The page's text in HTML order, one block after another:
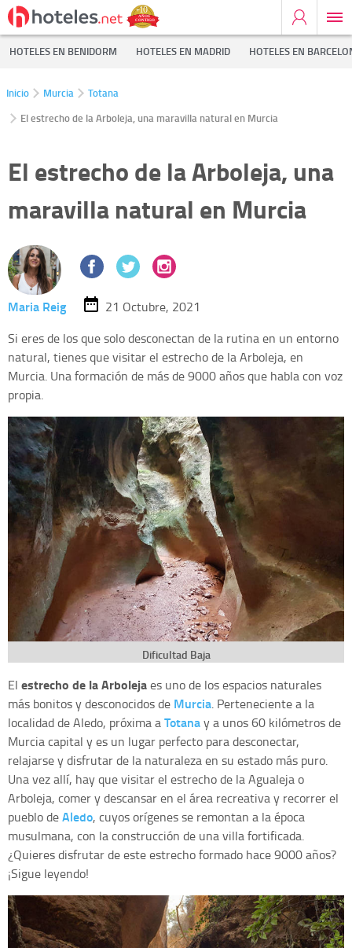
HOTELES EN BENIDORM HOTELES EN MADRID HOTELES EN
Inicio Murcia
Totana
El estrecho de la Arboleja, una maravilla natural en Murcia
El estrecho de la Arboleja, una
maravilla natural en Murcia
Maria Reig
21 Octubre, 2021
Si eres de los que solo desconectan de la rutina en un entorno
natural, tienes que visitar el estrecho de la Arboleja, en
Murcia. Una formación de más de 9000 años que habla con voz
propia.
Dificultad Baja
El estrecho de la Arbolejaes uno de los espacios naturales
más bonitos y desconocidos de Murcia. Perteneciente a la
localidad de Aledo, próxima aTotanay a unos 60 kilómetros de
Murcia capital y es un lugar perfecto para desconectar,
relajarse y disfrutar de la naturaleza en su estado más puro.
Una vez allí, hay que visitar el estrecho de la Agualeja o
Arboleja, comer y descansar en el área recreativa y recorrer el
pueblo deAledo, cuyos orígenes se remontan a la época
musulmana, con la construcción de una villa fortificada.
¿Quieres disfrutar de este estrecho formado hace 9000 años?
¡Sigue leyendo!